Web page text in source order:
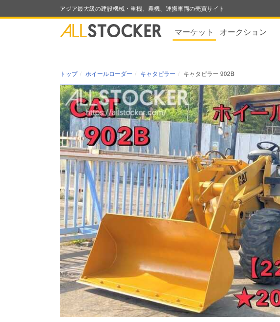
アジア最大級の建設機械・重機、農機、運搬車両の売買サイト
マーケット オークション
トップ ホイールローダー キャタピラー キャタピラー 902B